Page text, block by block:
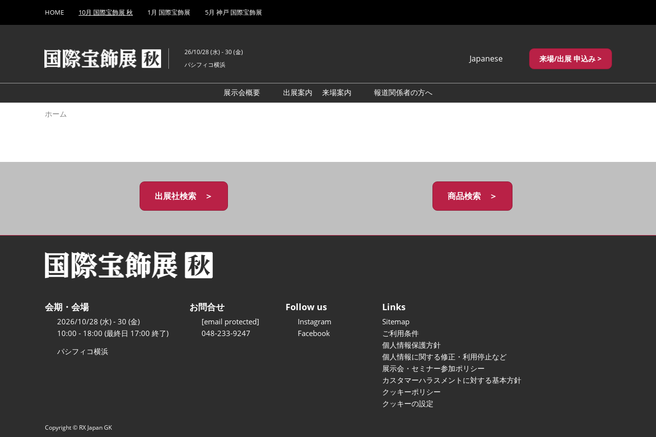
キ
し
て
to
HOME 10月 国際宝飾展 秋 1月 国際宝飾展 5月 神戸 国際宝飾展
26/10/28 (水) - 30 (金)
パシフィコ横浜
Japanese
繁體中文
来場/出展 申込み >
展示会概要
出展案内
来場案内
報道関係者の方へ
ホーム
出展社検索 ＞ 商品検索 ＞
会期・会場
2026/10/28 (水) - 30 (金)
10:00 - 18:00 (最終日 17:00 終了)
パシフィコ横浜
お問合せ
[email protected]
048-233-9247
Follow us
Instagram
Facebook
Links
Sitemap
ご利用条件
個人情報保護方針
個人情報に関する修正・利用停止など
展示会・セミナー参加ポリシー
カスタマーハラスメントに対する基本方針
クッキーポリシー
クッキーの設定
Copyright © RX Japan GK